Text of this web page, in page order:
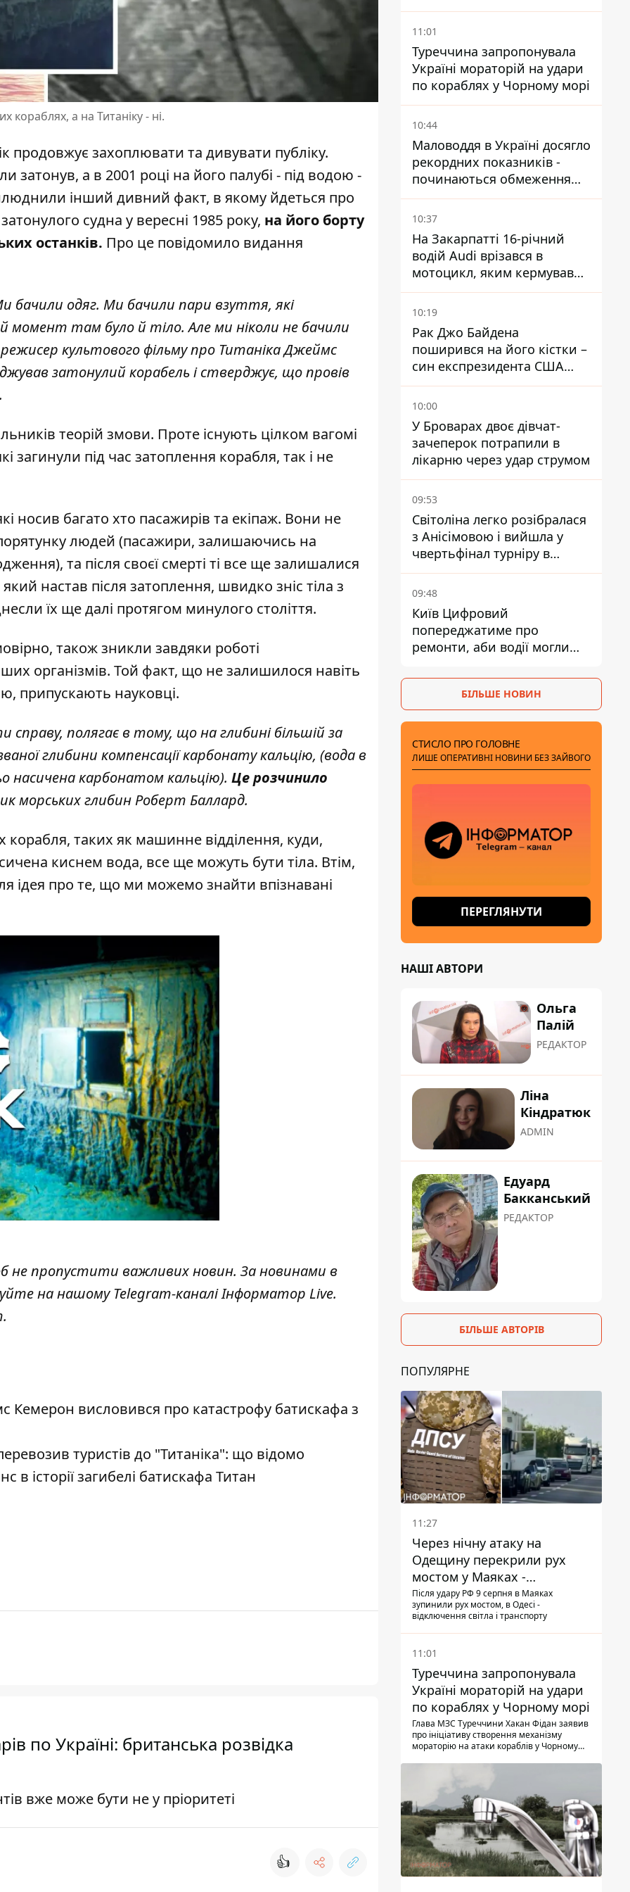
кораблях, а на Титаніку - ні.
продовжує захоплювати та дивувати публіку.
затонув, а в 2001 році на його палубі - під водою -
інший дивний факт, в якому йдеться про
судна у вересні 1985 року, на його борту
останків. Про це повідомило видання
бачили одяг. Ми бачили пари взуття, які
момент там було й тіло. Але ми ніколи не бачили
культового фільму про Титаніка Джеймс
затонулий корабель і стверджує, що провів
теорій змови. Проте існують цілком вагомі
загинули під час затоплення корабля, так і не
носив багато хто пасажирів та екіпаж. Вони не
людей (пасажири, залишаючись на
та після своєї смерті ті все ще залишалися
настав після затоплення, швидко зніс тіла з
їх ще далі протягом минулого століття.
також зникли завдяки роботі
організмів. Той факт, що не залишилося навіть
припускають науковці.
полягає в тому, що на глибині більшій за
глибини компенсації карбонату кальцію, (вода в
насичена карбонатом кальцію). Це розчинило
морських глибин Роберт Баллард.
корабля, таких як машинне відділення, куди,
киснем вода, все ще можуть бути тіла. Втім,
ідея про те, що ми можемо знайти впізнавані
не пропустити важливих новин. За новинами в
на нашому Telegram-каналіІнформатор Live.
.
Кемерон висловився про катастрофу батискафа з
туристів до "Титаніка": що відомо
історії загибелі батискафа Титан
по Україні: британська розвідка
вже може бути не у пріоритеті
👍
виїхали понад 20 тисяч
людей
11:01
Туреччина запропонувала
Україні мораторій на удари
по кораблях у Чорному морі
10:44
Маловоддя в Україні досягло
рекордних показників -
починаються обмеження
водопостачання
10:37
На Закарпатті 16-річний
водій Audi врізався в
мотоцикл, яким кермував
10-річний хлопчик
10:19
Рак Джо Байдена
поширився на його кістки –
син експрезидента США
розповів, що хвороба
батька прогресує
10:00
У Броварах двоє дівчат-
зачеперок потрапили в
лікарню через удар струмом
09:53
Світоліна легко розібралася
з Анісімовою і вийшла у
чвертьфінал турніру в
Торонто
09:48
Київ Цифровий
попереджатиме про
ремонти, аби водії могли
БІЛЬШЕ НОВИН
СТИСЛО ПРО ГОЛОВНЕ
ЛИШЕ ОПЕРАТИВНІ НОВИНИ БЕЗ ЗАЙВОГО
ПЕРЕГЛЯНУТИ
НАШІ АВТОРИ
Ольга
Палій
РЕДАКТОР
Ліна
Кіндратюк
ADMIN
Едуард
Бакканський
РЕДАКТОР
БІЛЬШЕ АВТОРІВ
ПОПУЛЯРНЕ
11:27
Через нічну атаку на
Одещину перекрили рух
мостом у Маяках -
подробиці від ДПСУ
Після удару РФ 9 серпня в Маяках
зупинили рух мостом, в Одесі -
відключення світла і транспорту
11:01
Туреччина запропонувала
Україні мораторій на удари
по кораблях у Чорному морі
Глава МЗС Туреччини Хакан Фідан заявив
про ініціативу створення механізму
мораторію на атаки кораблів у Чорному